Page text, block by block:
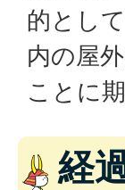
的とし
内の屋
ことに
経